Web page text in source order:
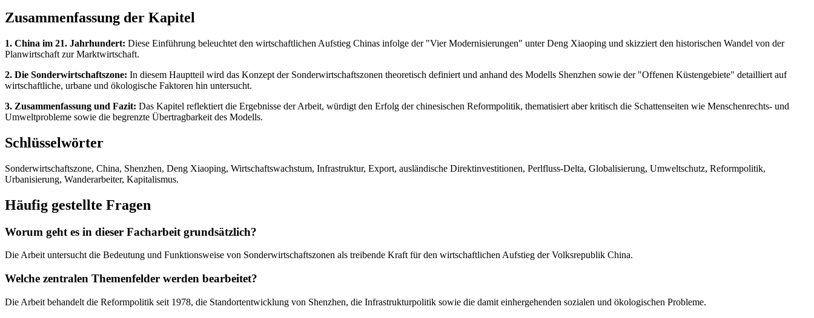
Zusammenfassung der Kapitel
1. China im 21. Jahrhundert: Diese Einführung beleuchtet den wirtschaftlichen Aufstieg Chinas infolge der "Vier Modernisierungen" unter Deng Xiaoping und skizziert den historischen Wandel von der
Planwirtschaft zur Marktwirtschaft.
2. Die Sonderwirtschaftszone: In diesem Hauptteil wird das Konzept der Sonderwirtschaftszonen theoretisch definiert und anhand des Modells Shenzhen sowie der "Offenen Küstengebiete" detailliert auf
wirtschaftliche, urbane und ökologische Faktoren hin untersucht.
3. Zusammenfassung und Fazit: Das Kapitel reflektiert die Ergebnisse der Arbeit, würdigt den Erfolg der chinesischen Reformpolitik, thematisiert aber kritisch die Schattenseiten wie Menschenrechts- und
Umweltprobleme sowie die begrenzte Übertragbarkeit des Modells.
Schlüsselwörter
Sonderwirtschaftszone, China, Shenzhen, Deng Xiaoping, Wirtschaftswachstum, Infrastruktur, Export, ausländische Direktinvestitionen, Perlfluss-Delta, Globalisierung, Umweltschutz, Reformpolitik,
Urbanisierung, Wanderarbeiter, Kapitalismus.
Häufig gestellte Fragen
Worum geht es in dieser Facharbeit grundsätzlich?
Die Arbeit untersucht die Bedeutung und Funktionsweise von Sonderwirtschaftszonen als treibende Kraft für den wirtschaftlichen Aufstieg der Volksrepublik China.
Welche zentralen Themenfelder werden bearbeitet?
Die Arbeit behandelt die Reformpolitik seit 1978, die Standortentwicklung von Shenzhen, die Infrastrukturpolitik sowie die damit einhergehenden sozialen und ökologischen Probleme.